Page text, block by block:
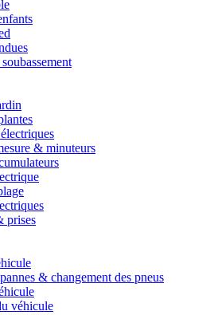
& minuteurs
prises
& changement des pneus
véhicule